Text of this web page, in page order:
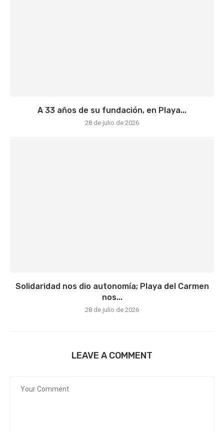
A 33 años de su fundación, en Playa...
28 de julio de 2026
Solidaridad nos dio autonomía; Playa del Carmen
nos...
28 de julio de 2026
LEAVE A COMMENT